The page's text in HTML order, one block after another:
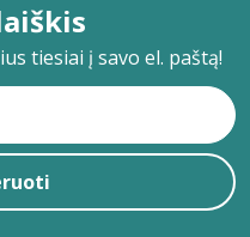
tiesiai į savo el. paštą!